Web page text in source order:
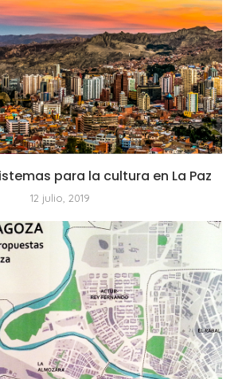
para la cultura en La Paz
12 julio, 2019